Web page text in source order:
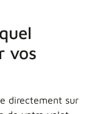
vos
directement sur